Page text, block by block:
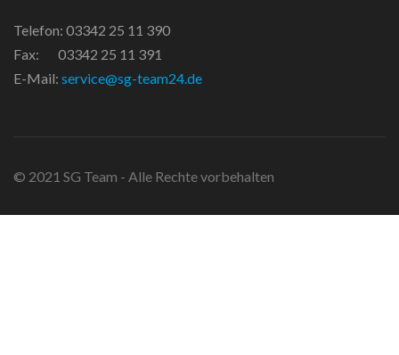
Telefon: 03342 25 11 390
Fax: 03342 25 11 391
E-Mail: service@sg-team24.de
© 2021 SG Team - Alle Rechte vorbehalten